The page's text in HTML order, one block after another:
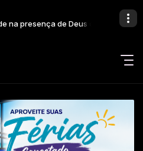
presença de Deus com Rádio Videira